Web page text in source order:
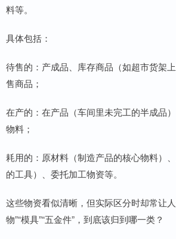
料等。
具体包括：
待售的：产成品、库存商品（如超市货架
售商品；
在产的：在产品（车间里未完工的半成品
物料；
耗用的：原材料（制造产品的核心物料）
的工具）、委托加工物资等。
这些物资看似清晰，但实际区分时却常让
物”“模具”“五金件”，到底该归到哪一类？